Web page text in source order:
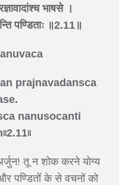
भाषसे ।
पण्डिताः ॥2.11॥
prajnavadansca
nanusocanti
तू न शोक करने योग्य
पण्डितों के से वचनों को